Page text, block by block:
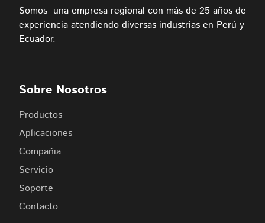
Somos una empresa regional con más de 25 años de
experiencia atendiendo diversas industrias en Perú y
Ecuador.
Sobre Nosotros
Productos
Aplicaciones
Compañia
Servicio
Soporte
Contacto